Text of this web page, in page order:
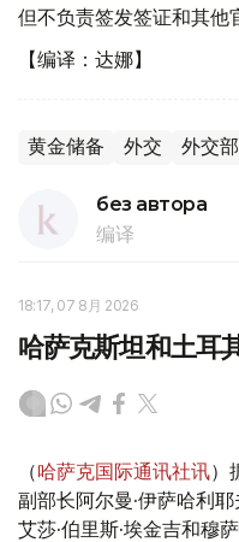
但不负责签发签证和其他
【编译：达娜】
黄金储备 外交 外交部
без автора
编译
18:17, 07 8月 2026
哈萨克斯坦和土耳
（哈萨克国际通讯社讯）
副部长阿尔曼·伊萨哈利
艾莎·伯里斯·埃金吉和穆